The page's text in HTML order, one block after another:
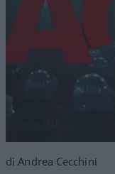
di Andrea Cecchini